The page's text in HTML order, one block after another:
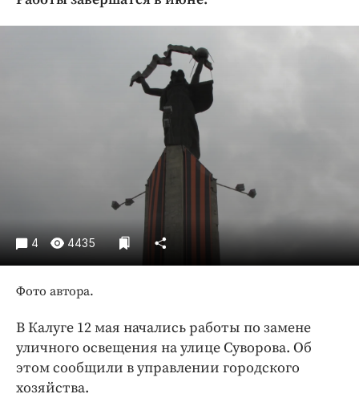
Криминал
Недвижимость и ЖКХ
Образование
Происшествия
Экономика и бизнес
ПРОЕКТЫ
Блоги
Медиаперсона
Интересное чтиво
Клиника года
4 4435
Фото автора.
В Калуге 12 мая начались работы по замене
уличного освещения на улице Суворова. Об
этом сообщили в управлении городского
хозяйства.